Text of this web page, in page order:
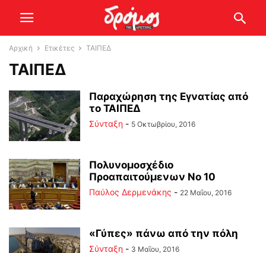
Αρχική Ετικέτες ΤΑΙΠΕΔ
ΤΑΙΠΕΔ
Παραχώρηση της Εγνατίας από
το ΤΑΙΠΕΔ
Σύνταξη - 5 Οκτωβρίου, 2016
Πολυνομοσχέδιο
Προαπαιτούμενων Νo 10
Παύλος Δερμενάκης - 22 Μαΐου, 2016
«Γύπες» πάνω από την πόλη
Σύνταξη - 3 Μαΐου, 2016